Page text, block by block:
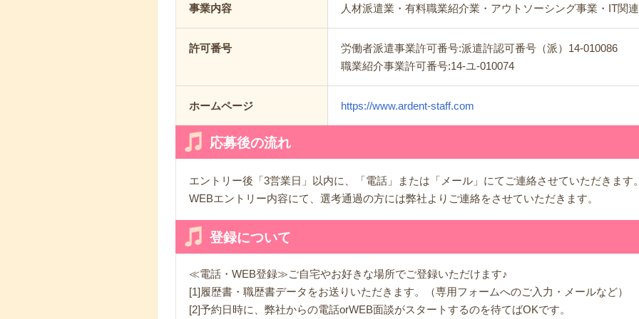
事業内容 人材派遣業・有料職業紹介業・アウトソーシング事業・IT関
許可番号
労働者派遣事業許可番号:派遣許認可番号（派）14-010086
職業紹介事業許可番号:14-ユ-010074
ホームページ https://www.ardent-staff.com
応募後の流れ
エントリー後「3営業日」以内に、「電話」または「メール」にてご連絡させていただきます。
WEBエントリー内容にて、選考通過の方には弊社よりご連絡をさせていただきます。
登録について
≪電話・WEB登録≫ご自宅やお好きな場所でご登録いただけます♪
[1]履歴書・職歴書データをお送りいただきます。（専用フォームへのご入力・メールなど）
[2]予約日時に、弊社からの電話orWEB面談がスタートするのを待てばOKです。